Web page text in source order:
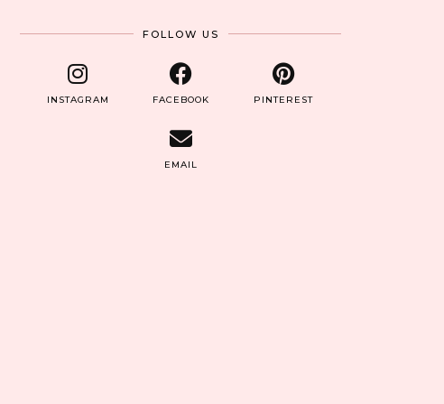
FOLLOW US
INSTAGRAM FACEBOOK PINTEREST
EMAIL